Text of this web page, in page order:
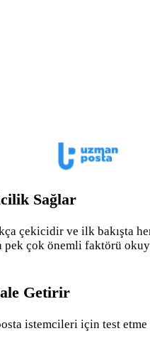
Sağlar
çekicidir ve ilk bakışta
çok önemli faktörü
Getirir
istemcileri için test